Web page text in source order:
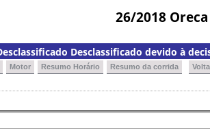
26/2018
Desclassificado devido à
Motor Resumo Horário Resumo da corrida